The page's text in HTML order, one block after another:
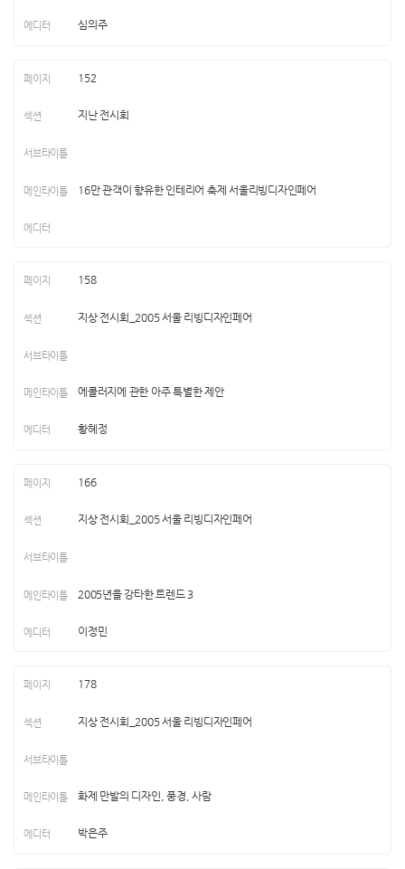
심의주
152
지난 전시회
16만 관객이 향유한 인테리어 축제 서울리빙디자인페어
158
지상 전시회_2005 서울 리빙디자인페어
에콜러지에 관한 아주 특별한 제안
황혜정
166
지상 전시회_2005 서울 리빙디자인페어
2005년을 강타한 트렌드 3
이정민
178
지상 전시회_2005 서울 리빙디자인페어
화제 만발의 디자인, 풍경, 사람
박은주